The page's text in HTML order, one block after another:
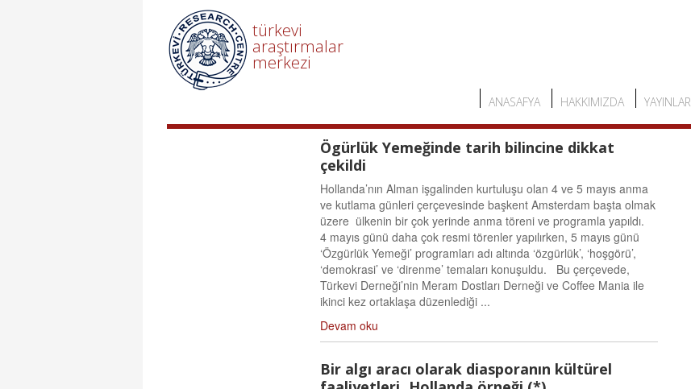
türkevi
araştırmalar
merkezi
ANASAFYA HAKKIMIZDA YAYINLAR
Ögürlük Yemeğinde tarih bilincine dikkat
çekildi
Hollanda’nın Alman işgalinden kurtuluşu olan 4 ve 5 mayıs anma
ve kutlama günleri çerçevesinde başkent Amsterdam başta olmak
üzere ülkenin bir çok yerinde anma töreni ve programla yapıldı.
4 mayıs günü daha çok resmi törenler yapılırken, 5 mayıs günü
‘Özgürlük Yemeği’ programları adı altında ‘özgürlük’, ‘hoşgörü’,
‘demokrasi’ ve ‘direnme’ temaları konuşuldu. Bu çerçevede,
Türkevi Derneği’nin Meram Dostları Derneği ve Coffee Mania ile
ikinci kez ortaklaşa düzenlediği ...
Devam oku
Bir algı aracı olarak diasporanın kültürel